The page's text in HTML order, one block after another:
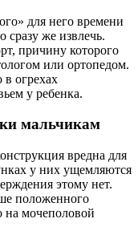
для него времени
сразу же извлечь.
причину которого
или ортопедом.
огрехах
у ребенка.
мальчикам
вредна для
у них ущемляются
этому нет.
положенного
на мочеполовой